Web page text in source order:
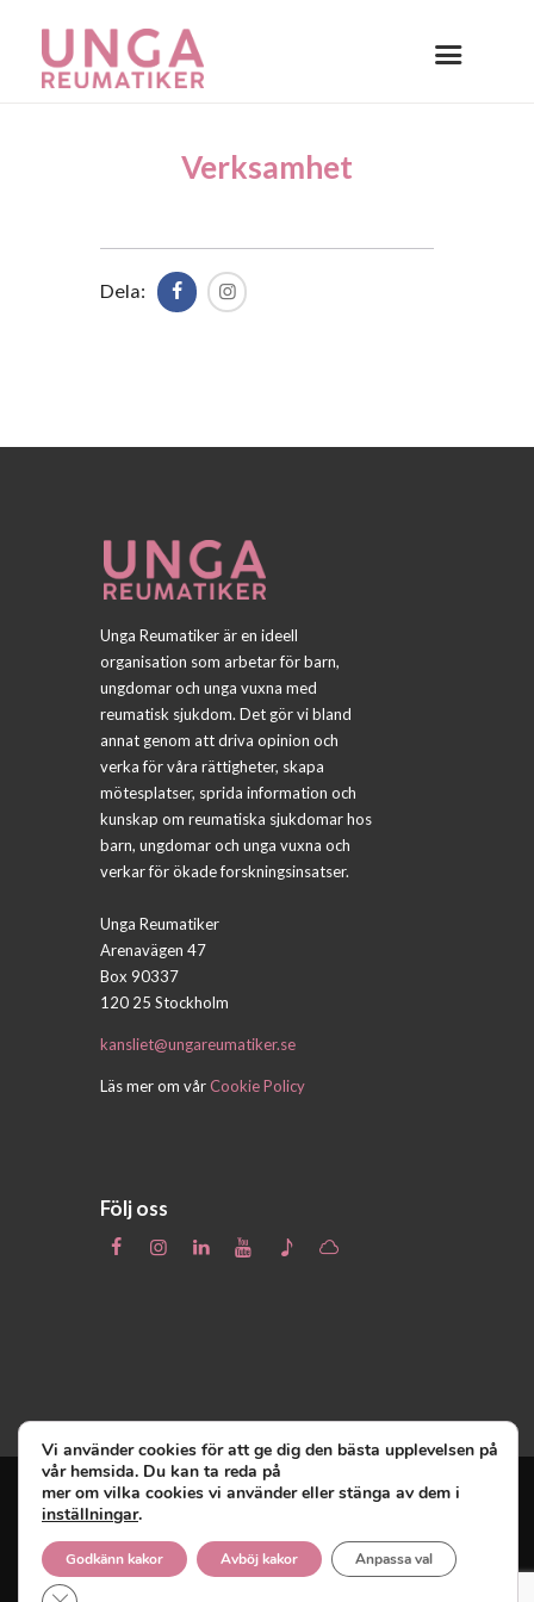
Verksamhet
Dela:
Unga Reumatiker är en ideell
organisation som arbetar för barn,
ungdomar och unga vuxna med
reumatisk sjukdom. Det gör vi bland
annat genom att driva opinion och
verka för våra rättigheter, skapa
mötesplatser, sprida information och
kunskap om reumatiska sjukdomar hos
barn, ungdomar och unga vuxna och
verkar för ökade forskningsinsatser.
Unga Reumatiker
Arenavägen 47
Box 90337
120 25 Stockholm
kansliet@ungareumatiker.se
Läs mer om vårCookie Policy
Följ oss
innehar upphovsrätten till denna site och
reserverar sig alla rättigheter därtill.
Vi använder cookies för att ge dig den bästa upplevelsen på
vår hemsida. Du kan ta reda på
mer om vilka cookies vi använder eller stänga av dem i
inställningar.
Godkänn kakor Avböj kakor Anpassa val
Close GDPR Cookie Banner